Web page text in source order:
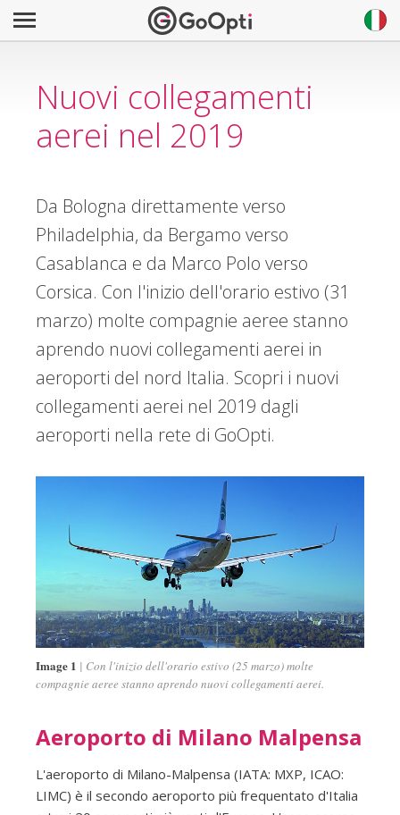
Nuovi collegamenti
aerei nel 2019
Da Bologna direttamente verso
Philadelphia, da Bergamo verso
Casablanca e da Marco Polo verso
Corsica. Con l'inizio dell'orario estivo (31
marzo) molte compagnie aeree stanno
aprendo nuovi collegamenti aerei in
aeroporti del nord Italia. Scopri i nuovi
collegamenti aerei nel 2019 dagli
aeroporti nella rete di GoOpti.
Image 1
Con l'inizio dell'orario estivo (25 marzo) molte
compagnie aeree stanno aprendo nuovi collegamenti aerei.
Aeroporto di Milano Malpensa
L'aeroporto di Milano-Malpensa (IATA: MXP, ICAO:
LIMC) è il secondo aeroporto più frequentato d'Italia